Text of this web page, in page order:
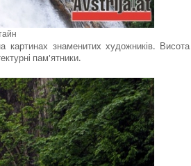
знаменитих художників. Висота
пам'ятники.